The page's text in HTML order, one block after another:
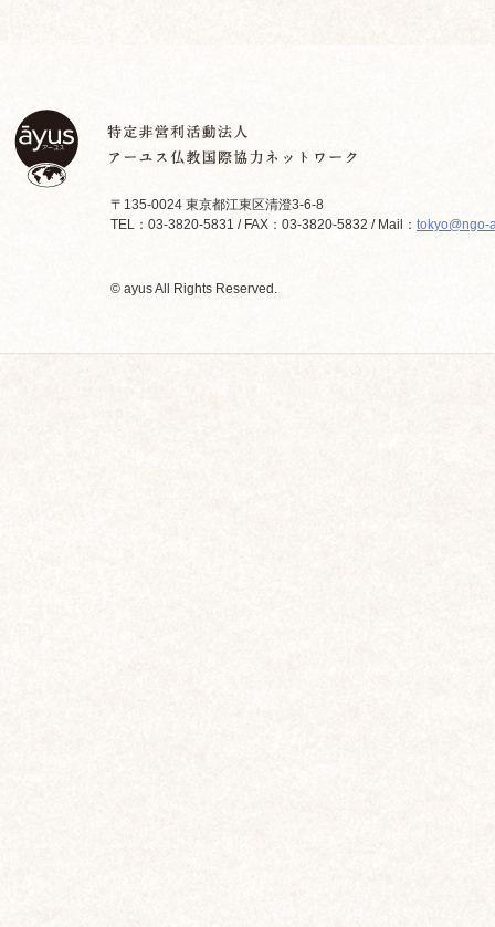
〒135-0024 東京都江東区清澄3-6-8
TEL：03-3820-5831 / FAX：03-3820-5832 / Mail： tokyo@ngo-
© ayus All Rights Reserved.